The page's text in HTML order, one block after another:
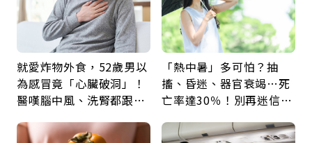
就愛炸物外食，52歲男以
為感冒竟「心臟破洞」！
醫嘆腦中風、洗腎都跟它
救
「熱中暑」多可怕？抽
搐、昏迷、器官衰竭…死
亡率達30％！別再迷信
5招才能真救命